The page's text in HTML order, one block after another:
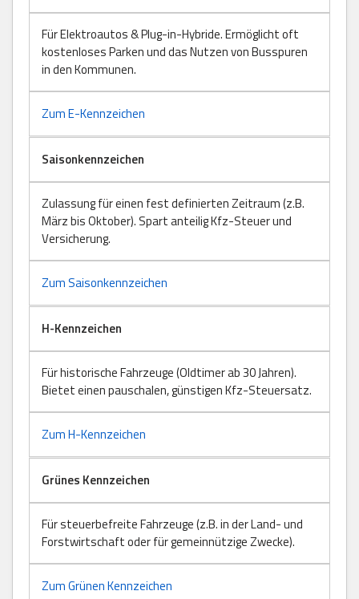
Für Elektroautos & Plug-in-Hybride. Ermöglicht oft
kostenloses Parken und das Nutzen von Busspuren
in den Kommunen.
Zum E-Kennzeichen
Saisonkennzeichen
Zulassung für einen fest definierten Zeitraum (z.B.
März bis Oktober). Spart anteilig Kfz-Steuer und
Versicherung.
Zum Saisonkennzeichen
H-Kennzeichen
Für historische Fahrzeuge (Oldtimer ab 30 Jahren).
Bietet einen pauschalen, günstigen Kfz-Steuersatz.
Zum H-Kennzeichen
Grünes Kennzeichen
Für steuerbefreite Fahrzeuge (z.B. in der Land- und
Forstwirtschaft oder für gemeinnützige Zwecke).
Zum Grünen Kennzeichen